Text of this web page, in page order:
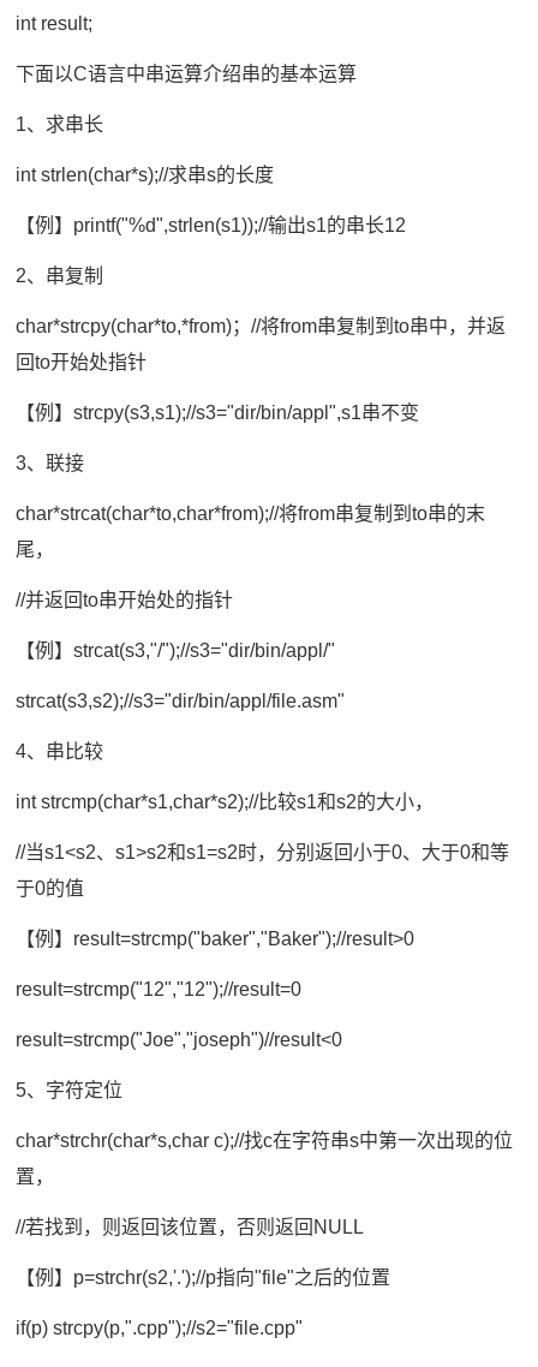
int result;
下面以C语言中串运算介绍串的基本运算
1、求串长
int strlen(char*s);//求串s的长度
【例】printf("%d",strlen(s1));//输出s1的串长12
2、串复制
char*strcpy(char*to,*from)；//将from串复制到to串中，并返
回to开始处指针
【例】strcpy(s3,s1);//s3="dir/bin/appl",s1串不变
3、联接
char*strcat(char*to,char*from);//将from串复制到to串的末
尾，
//并返回to串开始处的指针
【例】strcat(s3,"/");//s3="dir/bin/appl/"
strcat(s3,s2);//s3="dir/bin/appl/file.asm"
4、串比较
int strcmp(char*s1,char*s2);//比较s1和s2的大小，
//当s1<s2、s1>s2和s1=s2时，分别返回小于0、大于0和等
于0的值
【例】result=strcmp("baker","Baker");//result>0
result=strcmp("12","12");//result=0
result=strcmp("Joe","joseph")//result<0
5、字符定位
char*strchr(char*s,char c);//找c在字符串s中第一次出现的位
置，
//若找到，则返回该位置，否则返回NULL
【例】p=strchr(s2,'.');//p指向"file"之后的位置
if(p) strcpy(p,".cpp");//s2="file.cpp"